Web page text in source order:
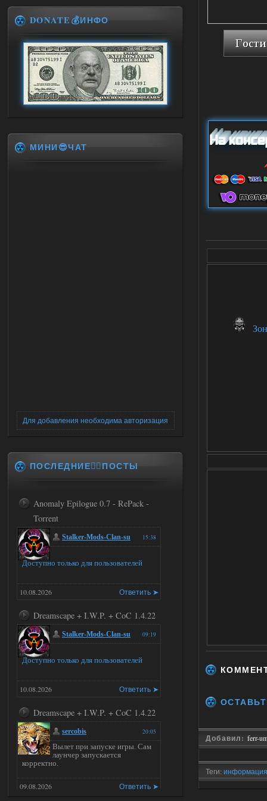
Добавил: ferr-
Теги: информация
DONATE💰ИНФО
МИНИ😎ЧАТ
Для добавления необходима авторизация
ПОСЛЕДНИЕ✍🏻ПОСТЫ
Anomaly Epilogue 0.7 - RePack -
Torrent
15:38
Stalker-Mods-Clan-su
Доступно только для пользователей
Ответить ➤
10.08.2026
Dreamscape + I.W.P. + CoC 1.4.22
09:19
Stalker-Mods-Clan-su
Доступно только для пользователей
Ответить ➤
10.08.2026
Dreamscape + I.W.P. + CoC 1.4.22
20:05
sercobis
Вылет при запуске игры. Сам
лаунчер запускается
корректно.
Ответить ➤
09.08.2026